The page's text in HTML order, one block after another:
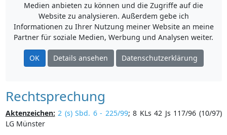
Medien anbieten zu können und die Zugriffe auf die
Website zu analysieren. Außerdem gebe ich
Informationen zu Ihrer Nutzung meiner Website an meine
Partner für soziale Medien, Werbung und Analysen weiter.
OK Details ansehen Datenschutzerklärung
Rechtsprechung
Aktenzeichen: 2 (s) Sbd. 6 - 225/99; 8 KLs 42 Js 117/96 (10/97)
LG Münster